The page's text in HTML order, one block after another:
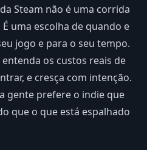
Steam não é uma corrida
uma escolha de quando e
jogo e para o seu tempo.
os custos reais de
e cresça com intenção.
gente prefere o indie que
que o que está espalhado